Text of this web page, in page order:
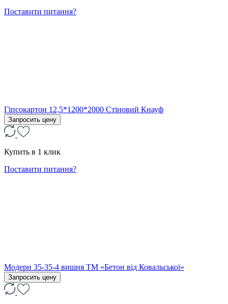
Поставити питання?
Гіпсокартон 12,5*1200*2000 Стіновий Кнауф
Запросить цену
Купить в 1 клик
Поставити питання?
Модерн 35-35-4 вишня ТМ «Бетон від Ковальської»
Запросить цену